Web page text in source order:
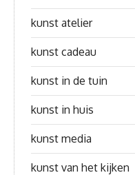
kunst atelier
kunst cadeau
kunst in de tuin
kunst in huis
kunst media
kunst van het kijken